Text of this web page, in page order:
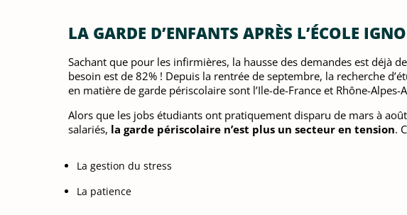
LA GARDE D’ENFANTS APRÈS L’ÉCOLE
Sachant que pour les infirmières, la hausse des demandes est déjà
besoin est de 82% ! Depuis la rentrée de septembre, la recherche
en matière de garde périscolaire sont l’Ile-de-France et Rhône-Alpes-
Alors que les jobs étudiants ont pratiquement disparu de mars à
salariés, la garde périscolaire n’est plus un secteur en tension.
La gestion du stress
La patience